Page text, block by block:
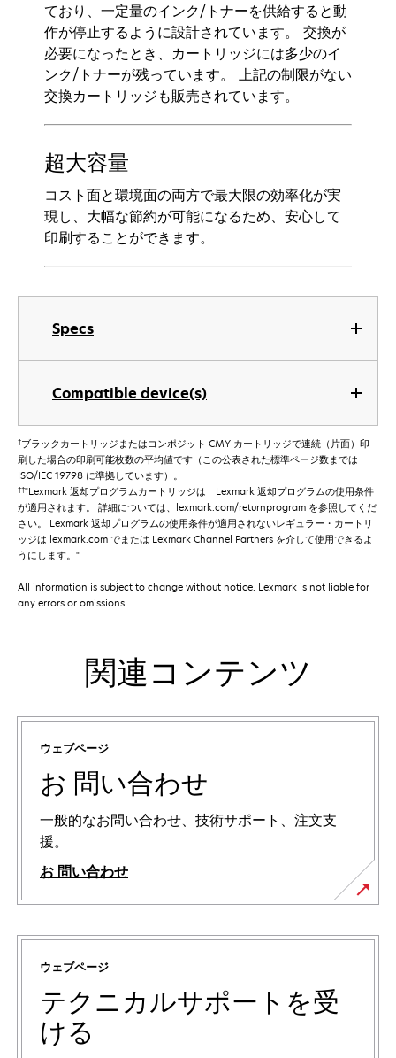
Specs
Compatible device(s)
ており、一定量のインク/トナーを供給すると動
作が停止するように設計されています。 交換が
必要になったとき、カートリッジには多少のイ
ンク/トナーが残っています。 上記の制限がない
交換カートリッジも販売されています。
超大容量
コスト面と環境面の両方で最大限の効率化が実
現し、大幅な節約が可能になるため、安心して
印刷することができます。
†ブラックカートリッジまたはコンポジット CMY カートリッジで連続（片面）印
刷した場合の印刷可能枚数の平均値です（この公表された標準ページ数までは
ISO/IEC 19798 に準拠しています）。
††"Lexmark 返却プログラムカートリッジは Lexmark 返却プログラムの使用条件
が適用されます。 詳細については、lexmark.com/returnprogram を参照してくだ
さい。 Lexmark 返却プログラムの使用条件が適用されないレギュラー・カートリ
ッジは lexmark.com でまたは Lexmark Channel Partners を介して使用できるよ
うにします。"
All information is subject to change without notice. Lexmark is not liable for
any errors or omissions.
関連コンテンツ
ウェブページ
お 問い合わせ
一般的なお問い合わせ、技術サポート、注文支
援。
お 問い合わせ
ウェブページ
テクニカルサポートを受
ける